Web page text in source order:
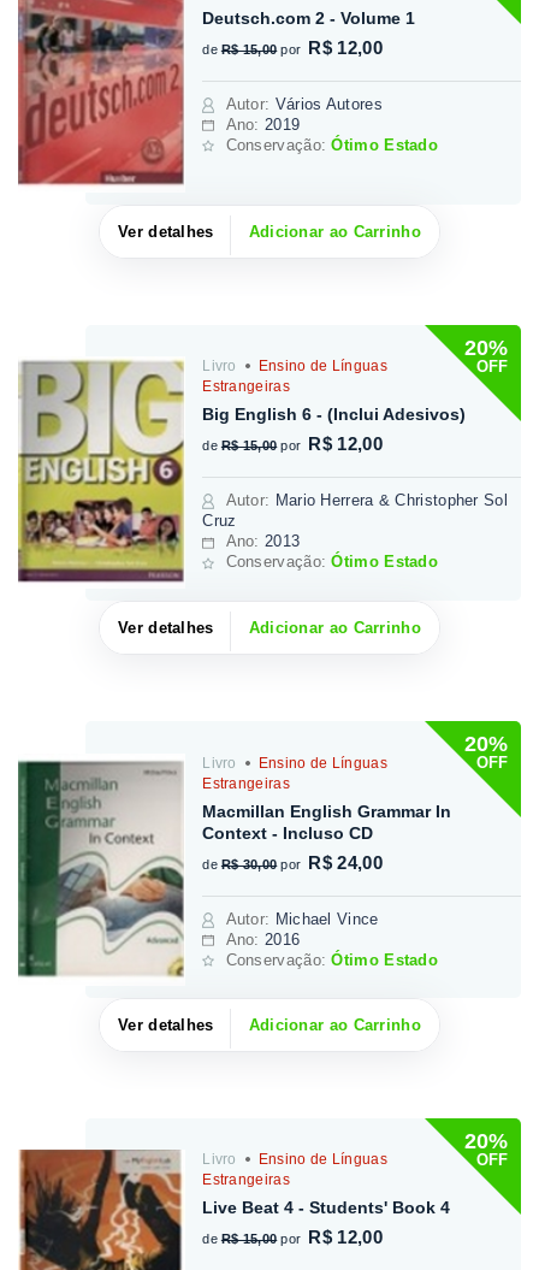
Deutsch.com 2 - Volume 1
de R$ 15,00 por R$ 12,00
Autor: Vários Autores
Ano: 2019
Conservação:Ótimo Estado
Ver detalhes Adicionar ao Carrinho
20%
OFF
Livro
Ensino de Línguas
Estrangeiras
Big English 6 - (Inclui Adesivos)
de R$ 15,00 por R$ 12,00
Autor: Mario Herrera & Christopher Sol
Cruz
Ano: 2013
Conservação:Ótimo Estado
Ver detalhes Adicionar ao Carrinho
20%
OFF
Livro
Ensino de Línguas
Estrangeiras
Macmillan English Grammar In
Context - Incluso CD
de R$ 30,00 por R$ 24,00
Autor: Michael Vince
Ano: 2016
Conservação:Ótimo Estado
Ver detalhes Adicionar ao Carrinho
20%
OFF
Livro
Ensino de Línguas
Estrangeiras
Live Beat 4 - Students' Book 4
de R$ 15,00 por R$ 12,00